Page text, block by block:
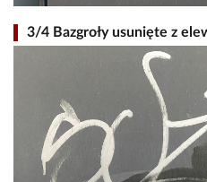
3/4 Bazgroły usunięte z